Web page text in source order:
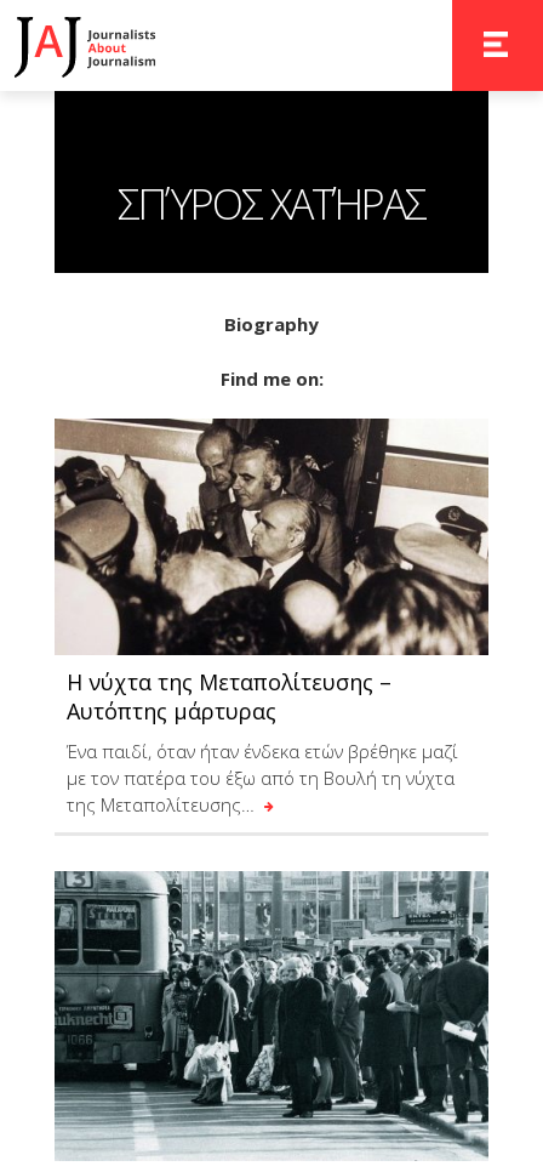
ΣΠΎΡΟΣ ΧΑΤΉΡΑΣ
Biography
Find me on:
Η νύχτα της Μεταπολίτευσης –
Αυτόπτης μάρτυρας
Ένα παιδί, όταν ήταν ένδεκα ετών βρέθηκε μαζί
με τον πατέρα του έξω από τη Βουλή τη νύχτα
της Μεταπολίτευσης…